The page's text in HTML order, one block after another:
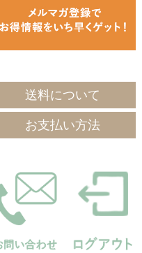
送料について
お支払い方法